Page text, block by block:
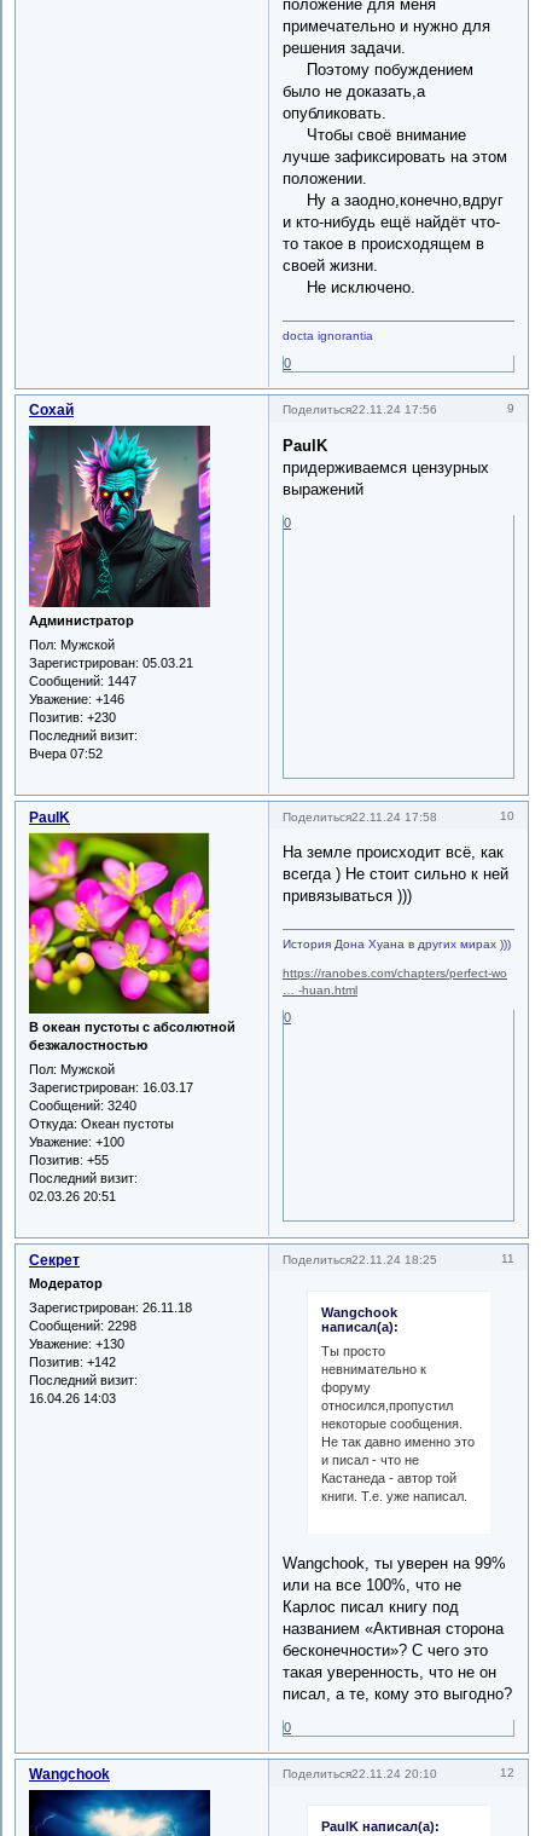
положение для меня
примечательно и нужно для
решения задачи.
Поэтому побуждением
было не доказать,а
опубликовать.
Чтобы своё внимание
лучше зафиксировать на этом
положении.
Ну а заодно,конечно,вдруг
и кто-нибудь ещё найдёт что-
то такое в происходящем в
своей жизни.
Не исключено.
docta ignorantia
0
Поделиться 9
22.11.24 17:56
Сохай
Администратор
Пол: Мужской
Зарегистрирован: 05.03.21
Сообщений: 1447
Уважение: +146
Позитив: +230
Последний визит:
Вчера 07:52
PaulK
придерживаемся цензурных
выражений
0
Поделиться 10
22.11.24 17:58
PaulK
В океан пустоты с абсолютной
безжалостностью
Пол: Мужской
Зарегистрирован: 16.03.17
Сообщений: 3240
Откуда: Океан пустоты
Уважение: +100
Позитив: +55
Последний визит:
02.03.26 20:51
На земле происходит всё, как
всегда ) Не стоит сильно к ней
привязываться )))
История Дона Хуана в других мирах )))
https://ranobes.com/chapters/perfect-wo
… -huan.html
0
Поделиться 11
22.11.24 18:25
Секрет
Модератор
Зарегистрирован: 26.11.18
Сообщений: 2298
Уважение: +130
Позитив: +142
Последний визит:
16.04.26 14:03
Wangchook
написал(а):
Ты просто
невнимательно к
форуму
относился,пропустил
некоторые сообщения.
Не так давно именно это
и писал - что не
Кастанеда - автор той
книги. Т.е. уже написал.
Wangchook, ты уверен на 99%
или на все 100%, что не
Карлос писал книгу под
названием «Активная сторона
бесконечности»? С чего это
такая уверенность, что не он
писал, а те, кому это выгодно?
0
Поделиться 12
22.11.24 20:10
Wangchook
PaulK написал(а):